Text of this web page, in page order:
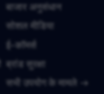
बाजार अनुसंधान
सोशल मीडिया
ई-कॉमर्स
ब्रांड सुरक्षा
सभी उपयोग के मामले